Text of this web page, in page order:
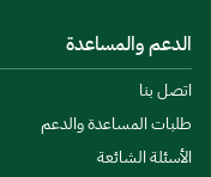
الدعم والمساعدة
اتصل بنا
طلبات المساعدة والدعم
الأسئلة الشائعة